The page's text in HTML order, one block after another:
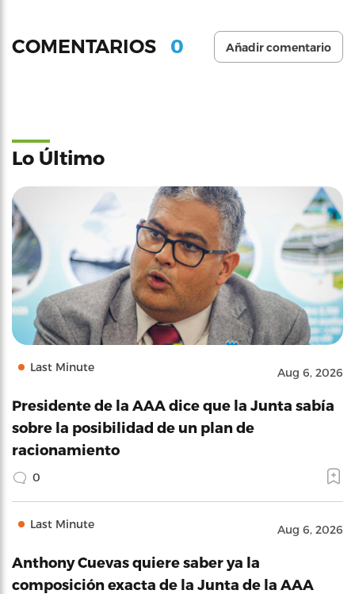
COMENTARIOS 0 Añadir comentario
Lo Último
Last Minute Aug 6, 2026
Presidente de la AAA dice que la Junta sabía
sobre la posibilidad de un plan de
racionamiento
0
Last Minute Aug 6, 2026
Anthony Cuevas quiere saber ya la
composición exacta de la Junta de la AAA